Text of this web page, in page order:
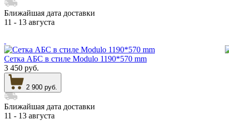
Ближайшая дата доставки
11 - 13 августа
Сетка АБС в стиле Modulo 1190*570 mm
3 450 руб.
2 900 руб.
Ближайшая дата доставки
11 - 13 августа